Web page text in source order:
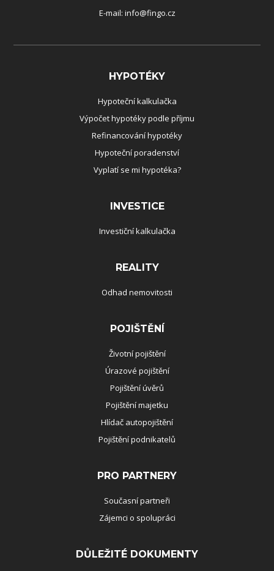
E-mail: info@fingo.cz
HYPOTÉKY
Hypoteční kalkulačka
Výpočet hypotéky podle příjmu
Refinancování hypotéky
Hypoteční poradenství
Vyplatí se mi hypotéka?
INVESTICE
Investiční kalkulačka
REALITY
Odhad nemovitosti
POJIŠTĚNÍ
Životní pojištění
Úrazové pojištění
Pojištění úvěrů
Pojištění majetku
Hlídač autopojištění
Pojištění podnikatelů
PRO PARTNERY
Současní partneři
Zájemci o spolupráci
DŮLEŽITÉ DOKUMENTY